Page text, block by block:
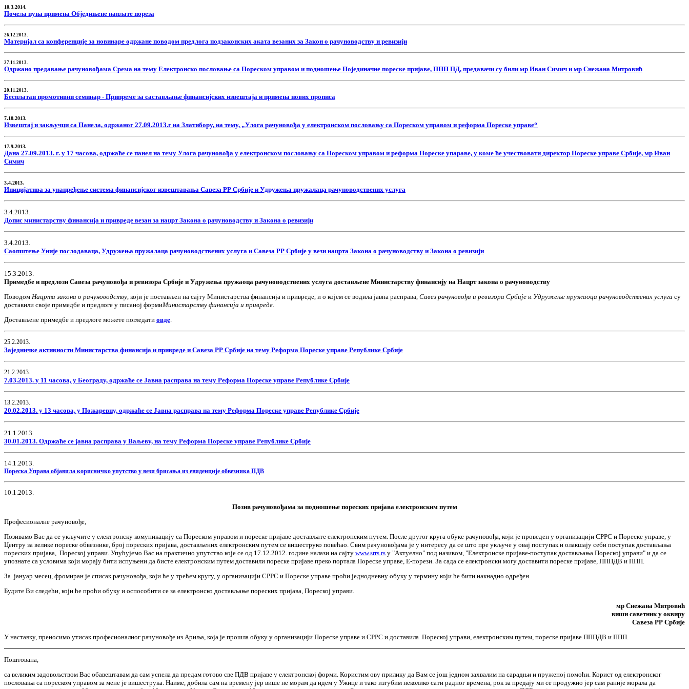
10.3.2014.
Почела пуна примена Обједињене наплате пореза
26.12.2013.
Материјал са конференције за новинаре одржане поводом предлога подзаконских аката везаних за Закон о рачуноводству и ревизији
27.11.2013.
Одржано предавање рачуновођама Срема на тему Електронско пословање са Пореском управом и подношење Појединачне пореске пријаве, ППП ПД, предавачи су били мр Иван Симич и мр Снежана Митровић
20.11.2013.
Бесплатан промотивни семинар - Припреме за састављање финансијских извештаја и примена нових прописа
7.10.2013.
Извештај и закључци са Панела, одржаног 27.09.2013.г на Златибору, на тему, „Улога рачуновођа у електронском пословању са Пореском управом и реформа Пореске управе“
17.9.2013.
Дана 27.09.2013. г. у 17 часова, одржаће се панел на тему Улога рачуновођа у електронском пословању са Пореском управом и реформа Пореске упараве, у коме ће учествовати директор Пореске управе Србије, мр Иван
Симич
3.4.2013.
Иницијатива за унапређење система финансијског извештавања Савеза РР Србије и Удружења пружалаца рачуноводствених услуга
3.4.2013.
Допис министарству финансија и привреде везан за нацрт Закона о рачуноводству и Закона о ревизији
3.4.2013.
Саопштење Уније послодаваца, Удружења пружалаца рачуноводствених услуга и Савеза РР Србије у вези нацрта Закона о рачуноводству и Закона о ревизији
15.3.2013.
Примедбе и предлози Савеза рачуновођа и ревизора Србије и Удружења пружаоца рачуноводствених услуга достављене Министарству финансију на Нацрт закона о рачуноводству
Поводом Нацрта закона о рачуноводству, који је постављен на сајту Министарства финансија и привреде, и о којем се водила јавна расправа, Савез рачуновођа и ревизора Србије и Удружење пружаоца рачуноводствених услуга су
доставили своје примедбе и предлоге у писаној формиМинистарству финансија и привреде.
Достављене примедбе и предлоге можете погледати овде.
25.2.2013.
Заједничке активности Министарства финансија и привреде и Савеза РР Србије на тему Реформа Пореске управе Републике Србије
21.2.2013.
7.03.2013. у 11 часова, у Београду, одржаће се Јавна расправа на тему Реформа Пореске управе Републике Србије
13.2.2013.
20.02.2013. у 13 часова, у Пожаревцу, одржаће се Јавна расправа на тему Реформа Пореске управе Републике Србије
21.1.2013.
30.01.2013. Одржаће се јавна расправа у Ваљеву, на тему Реформа Пореске управе Републике Србије
14.1.2013.
Пореска Управа објавила корисничко упутство у вези брисања из евиденције обвезника ПДВ
10.1.2013.
Позив рачуновођама за подношење пореских пријава електронским путем
Професионалне рачуновође,
Позивамо Вас да се укључите у електронску комуникацију са Пореском управом и пореске пријаве достављате електронским путем. После другог круга обуке рачуновођа, који је проведен у организацији СРРС и Пореске управе, у
Центру за велике пореске обвезнике, број пореских пријава, достављених електронским путем се вишеструко повећао. Свим рачуновођама је у интересу да се што пре укључе у овај поступак и олакшају себи поступак достављања
пореских пријава, Пореској управи. Упућујемо Вас на практично упутство које се од 17.12.2012. године налази на сајту www.srrs.rs у "Актуелно" под називом, "Електронске пријаве-поступак достављања Пореској управи" и да се
упознате са условима који морају бити испуњени да бисте електронским путем доставили пореске пријаве преко портала Пореске управе, Е-порези. За сада се електронски могу доставити пореске пријаве, ПППДВ и ППП.
За јануар месец, фромиран је списак рачуновођа, који ће у трећем кругу, у организацији СРРС и Пореске управе проћи једнодневну обуку у термину који ће бити накнадно одређен.
Будите Ви следећи, који ће проћи обуку и оспособити се за електронско достављање пореских пријава, Пореској управи.
мр Снежана Митровић
виши саветник у оквиру
Савеза РР Србије
У наставку, преносимо утисак професионалног рачуновође из Ариља, која је прошла обуку у организацији Пореске управе и СРРС и доставила Пореској управи, електронским путем, пореске пријаве ПППДВ и ППП.
Поштована,
са великим задовољством Вас обавештавам да сам успела да предам готово све ПДВ пријаве у електронској форми. Користим ову прилику да Вам се још једном захвалим на сарадњи и пруженој помоћи. Корист од електронског
пословања са пореском управом за мене је вишеструка. Наиме, добила сам на времену јер више не морам да идем у Ужице и тако изгубим неколико сати радног времена, рок за предају ми се продужио јер сам раније морала да